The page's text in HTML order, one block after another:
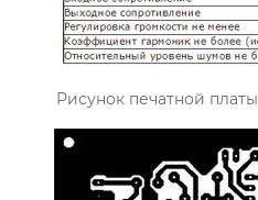
Рисунок печатной